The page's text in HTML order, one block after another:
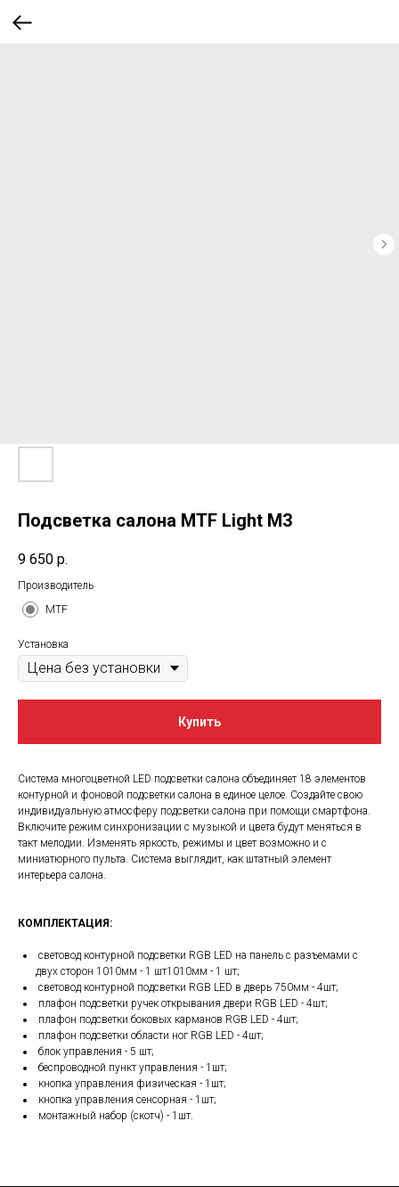
Подсветка салона MTF Light M3
9 650 р.
Производитель
MTF
Установка
Купить
Система многоцветной LED подсветки салона объединяет 18 элементов
контурной и фоновой подсветки салона в единое целое. Создайте свою
индивидуальную атмосферу подсветки салона при помощи смартфона.
Включите режим синхронизации с музыкой и цвета будут меняться в
такт мелодии. Изменять яркость, режимы и цвет возможно и с
миниатюрного пульта. Система выглядит, как штатный элемент
интерьера салона.
КОМПЛЕКТАЦИЯ:
световод контурной подсветки RGB LED на панель с разъемами с
двух сторон 1010мм - 1 шт1010мм - 1 шт;
световод контурной подсветки RGB LED в дверь 750мм - 4шт;
плафон подсветки ручек открывания двери RGB LED - 4шт;
плафон подсветки боковых карманов RGB LED - 4шт;
плафон подсветки области ног RGB LED - 4шт;
блок управления - 5 шт;
беспроводной пункт управления - 1шт;
кнопка управления физическая - 1шт;
кнопка управления сенсорная - 1шт;
монтажный набор (скотч) - 1шт.